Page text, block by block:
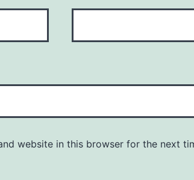
website in this browser for the next